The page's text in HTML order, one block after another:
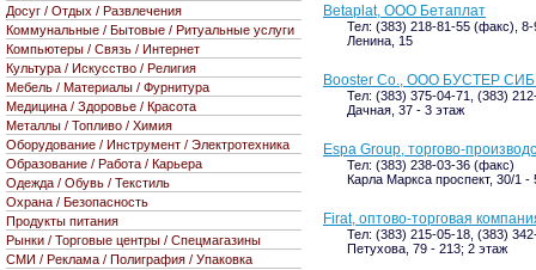
Betaplat, ООО Бетаплат
Тел: (383) 218-81-55 (факс),
Ленина, 15
Booster Co., ООО БУСТЕР
Тел: (383) 375-04-71, (383)
Дачная, 37 - 3 этаж
Espa Group, торгово-
Тел: (383) 238-03-36 (факс)
Карла Маркса проспект, 30/1 -
Firat, оптово-торговая
Тел: (383) 215-05-18, (383)
Петухова, 79 - 213; 2 этаж
Досуг / Отдых / Развлечения
Коммунальные / Бытовые / Ритуальные услуги
Компьютеры / Связь / Интернет
Культура / Искусство / Религия
Мебель / Материалы / Фурнитура
Медицина / Здоровье / Красота
Металлы / Топливо / Химия
Оборудование / Инструмент / Электротехника
Образование / Работа / Карьера
Одежда / Обувь / Текстиль
Охрана / Безопасность
Продукты питания
Рынки / Торговые центры / Спецмагазины
СМИ / Реклама / Полиграфия / Упаковка